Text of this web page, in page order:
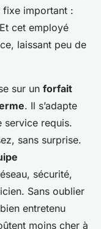
fixe important :
cet employé
laissant peu de
sur un forfait
. Il s’adapte
service requis.
sans surprise.
sécurité,
Sans oublier
entretenu
moins cher à